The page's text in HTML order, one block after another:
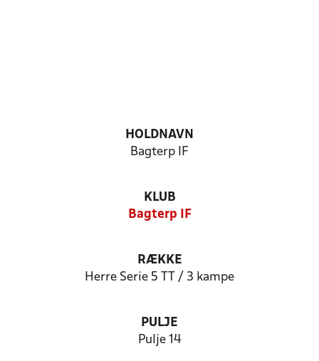
HOLDNAVN
Bagterp IF
KLUB
Bagterp IF
RÆKKE
Herre Serie 5 TT / 3 kampe
PULJE
Pulje 14